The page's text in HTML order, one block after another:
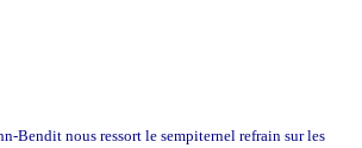
Bendit nous ressort le sempiternel refrain sur les